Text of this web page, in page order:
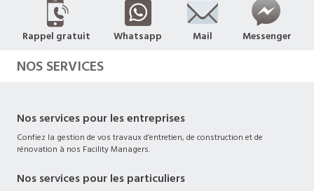
Rappel gratuit Whatsapp Mail Messenger
NOS SERVICES
Nos services pour les entreprises
Confiez la gestion de vos travaux d’entretien, de construction et de
rénovation à nos Facility Managers.
Nos services pour les particuliers